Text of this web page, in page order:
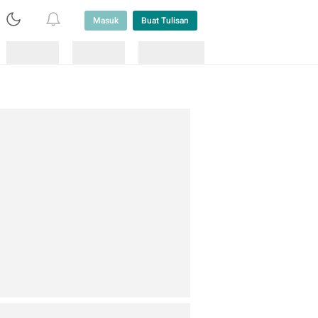
Masuk Buat Tulisan